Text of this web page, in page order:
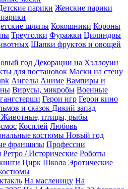
парики Женские парики
шляпы Кокошники Короны
Треуголки Фуражки Цилиндры
Шапки фруктов и овощей
год Декорации на Хэллоуин
для постановок Маски на стену
Ангелы Аниме Вампиры и
Вирусы, микробы Военные
Герои игр Герои кино
и сказок Дикий запад
Животные, птицы, рыбы
Косплей Любовь
костюмы Новый год
франшизы Профессии
Ретро / Исторические Роботы
Цирк Школа Эротические
На масленицу На